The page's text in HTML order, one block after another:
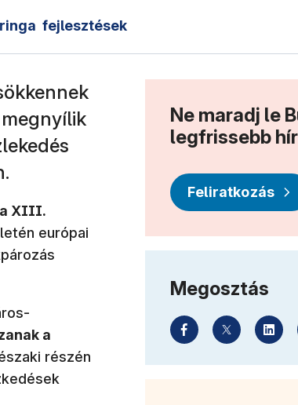
fejlesztések
XIII.
európai
a
részén
Ne maradj le
legfrissebb
Feliratkozás
Megosztás